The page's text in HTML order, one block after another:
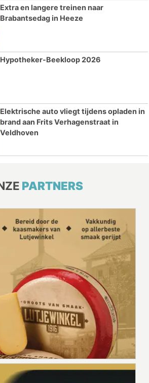
Extra en langere treinen naar
Brabantsedag in Heeze
Hypotheker-Beekloop 2026
Elektrische auto vliegt tijdens opladen in
brand aan Frits Verhagenstraat in
Veldhoven
PARTNERS